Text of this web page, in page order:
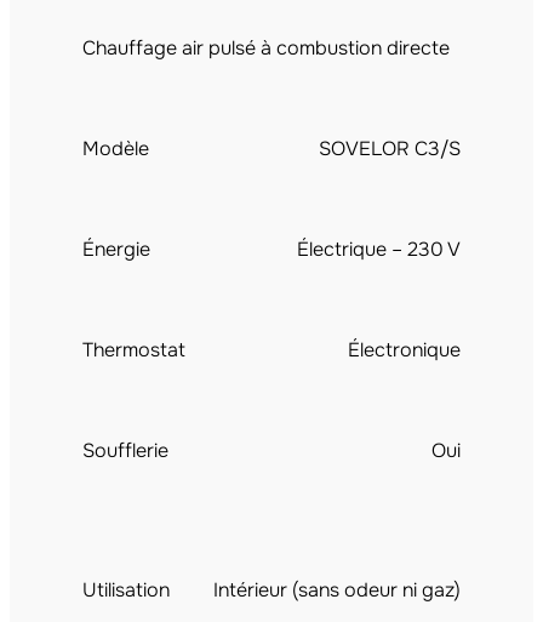
Chauffage air pulsé à combustion directe
Modèle SOVELOR C3/S
Énergie Électrique – 230 V
Thermostat Électronique
Soufflerie Oui
Utilisation Intérieur (sans odeur ni gaz)